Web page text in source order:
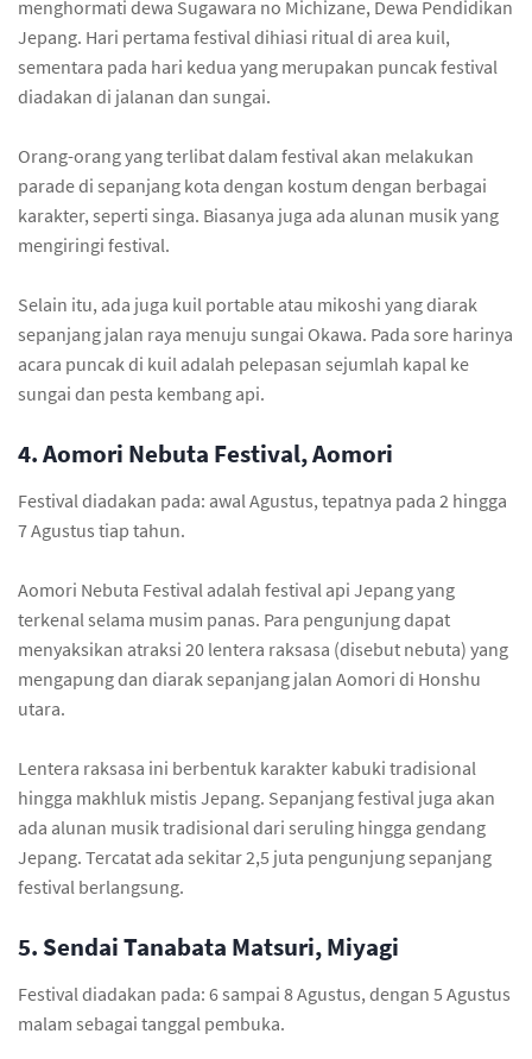
menghormati dewa Sugawara no Michizane, Dewa Pendidikan
Jepang. Hari pertama festival dihiasi ritual di area kuil,
sementara pada hari kedua yang merupakan puncak festival
diadakan di jalanan dan sungai.
Orang-orang yang terlibat dalam festival akan melakukan
parade di sepanjang kota dengan kostum dengan berbagai
karakter, seperti singa. Biasanya juga ada alunan musik yang
mengiringi festival.
Selain itu, ada juga kuil portable atau mikoshi yang diarak
sepanjang jalan raya menuju sungai Okawa. Pada sore harinya
acara puncak di kuil adalah pelepasan sejumlah kapal ke
sungai dan pesta kembang api.
4. Aomori Nebuta Festival, Aomori
Festival diadakan pada: awal Agustus, tepatnya pada 2 hingga
7 Agustus tiap tahun.
Aomori Nebuta Festival adalah festival api Jepang yang
terkenal selama musim panas. Para pengunjung dapat
menyaksikan atraksi 20 lentera raksasa (disebut nebuta) yang
mengapung dan diarak sepanjang jalan Aomori di Honshu
utara.
Lentera raksasa ini berbentuk karakter kabuki tradisional
hingga makhluk mistis Jepang. Sepanjang festival juga akan
ada alunan musik tradisional dari seruling hingga gendang
Jepang. Tercatat ada sekitar 2,5 juta pengunjung sepanjang
festival berlangsung.
5. Sendai Tanabata Matsuri, Miyagi
Festival diadakan pada: 6 sampai 8 Agustus, dengan 5 Agustus
malam sebagai tanggal pembuka.